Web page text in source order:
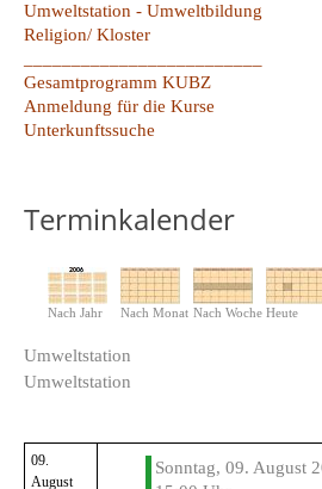
Umweltstation - Umweltbildung
Religion/ Kloster
Gesamtprogramm KUBZ
Anmeldung für die Kurse
Unterkunftssuche
Terminkalender
Nach Jahr Nach Monat Nach Woche Heute
Umweltstation
Umweltstation
09.
August
Sonntag, 09. August